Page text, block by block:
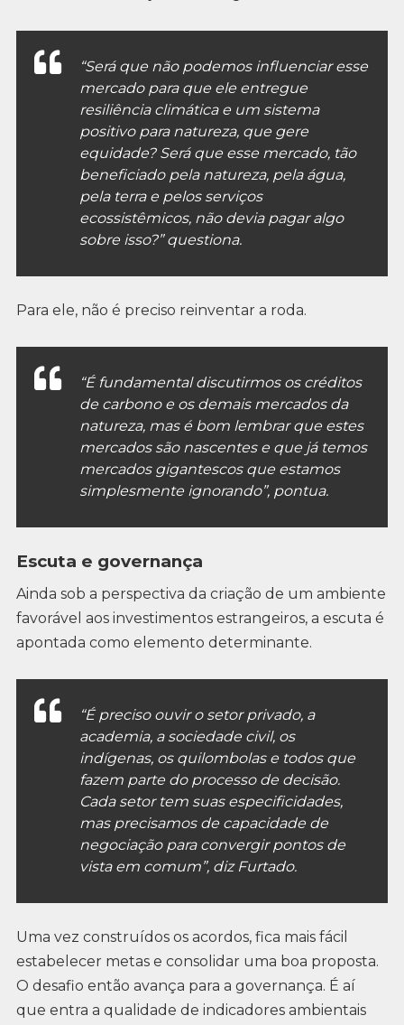
“Será que não podemos influenciar esse
mercado para que ele entregue
resiliência climática e um sistema
positivo para natureza, que gere
equidade? Será que esse mercado, tão
beneficiado pela natureza, pela água,
pela terra e pelos serviços
ecossistêmicos, não devia pagar algo
sobre isso?” questiona.
Para ele, não é preciso reinventar a roda.
“É fundamental discutirmos os créditos
de carbono e os demais mercados da
natureza, mas é bom lembrar que estes
mercados são nascentes e que já temos
mercados gigantescos que estamos
simplesmente ignorando”, pontua.
Escuta e governança
Ainda sob a perspectiva da criação de um ambiente
favorável aos investimentos estrangeiros, a escuta é
apontada como elemento determinante.
“É preciso ouvir o setor privado, a
academia, a sociedade civil, os
indígenas, os quilombolas e todos que
fazem parte do processo de decisão.
Cada setor tem suas especificidades,
mas precisamos de capacidade de
negociação para convergir pontos de
vista em comum”, diz Furtado.
Uma vez construídos os acordos, fica mais fácil
estabelecer metas e consolidar uma boa proposta.
O desafio então avança para a governança. É aí
que entra a qualidade de indicadores ambientais